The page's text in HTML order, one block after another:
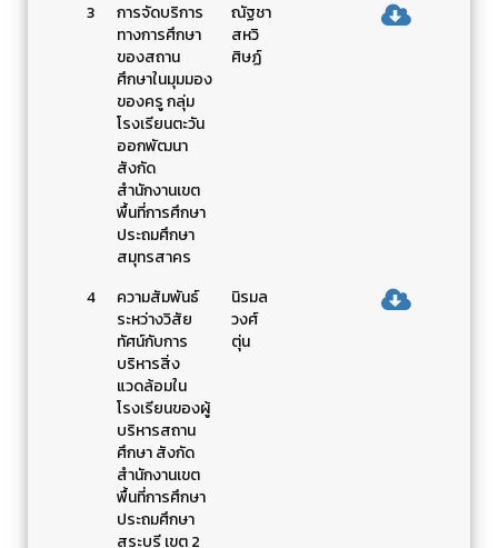
3
การจัดบริการ
ทางการศึกษา
ของสถาน
ศึกษาในมุมมอง
ของครู กลุ่ม
โรงเรียนตะวัน
ออกพัฒนา
สังกัด
สำนักงานเขต
พื้นที่การศึกษา
ประถมศึกษา
สมุทรสาคร
ณัฐชา
สหวิ
ศิษฏ์
4
ความสัมพันธ์
ระหว่างวิสัย
ทัศน์กับการ
บริหารสิ่ง
แวดล้อมใน
โรงเรียนของผู้
บริหารสถาน
ศึกษา สังกัด
สำนักงานเขต
พื้นที่การศึกษา
ประถมศึกษา
สระบุรี เขต 2
นิรมล
วงศ์
ตุ่น